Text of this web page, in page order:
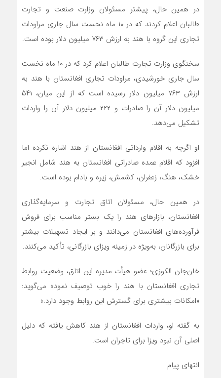
در همین حال، پیشتر مسئولان وزارت صنعت و تجارت
طالبان اعلام کردند که در ۱۰ ماه نخست سال جاری مراودات
تجاری این گروه با هند به ارزش ۷۶۳ میلیون دلار بوده است.
سخنگوی وزارت تجارت طالبان اعلام کرد که در ۱۰ ماه نخست
سال جاری خورشیدی، مراودات تجاری افغانستان با هند به
ارزش ۷۶۳ میلیون دلار رسیده است که از این میان، ۵۴۱
میلیون دلار آن را صادرات و ۲۲۲ میلیون دلار آن را واردات
تشکیل می‌دهد.
او اگرچه به اقلام وارداتی افغانستان از هند اشاره نکرده اما
افزود که اقلام عمده‌ صادراتی افغانستان به هند شامل انجیر
خشک، هنگ، زعفران، کشمش، زیره و بادام بوده است.
در همین حال، مسئولان اتاق تجارت و سرمایه‌گذاری
افغانستان، بازارهای هند را یک بستر مناسب برای فروش
فرآورده‌های افغانستان می‌دانند و بر ایجاد تسهیلات بیشتر
برای بازرگانان، به‌ویژه در زمینه ویزای بازرگانی، تأکید می‌کنند.
خان‌جان الکوزی؛ عضو هیأت مدیره این اتاق، وضعیت روابط
تجاری افغانستان با هند را خوب توصیف نموده می‌گوید:
«امکانات بیشتری برای گسترش این روابط وجود دارد.»
به گفته او، واردات افغانستان از هند کاهش یافته که دلیل
اصلی آن نبود ویزا برای تاجران است.
انتهای پیام